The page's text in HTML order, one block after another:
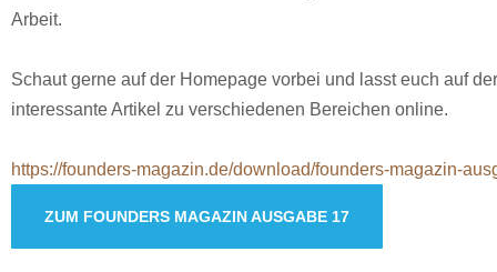
Arbeit.
Schaut gerne auf der Homepage vorbei und lasst euch auf
interessante Artikel zu verschiedenen Bereichen online.
https://founders-magazin.de/download/founders-magazin-
ZUM FOUNDERS MAGAZIN AUSGABE 17